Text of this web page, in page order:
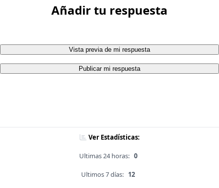
Añadir tu respuesta
Vista previa de mi respuesta
Publicar mi respuesta
Ver Estadísticas:
Ultimas 24 horas: 0
Ultimos 7 días: 12